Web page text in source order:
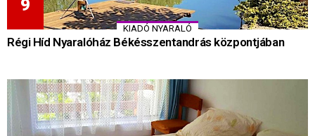
KIADÓ NYARALÓ
Régi Híd Nyaralóház Békésszentandrás központjában